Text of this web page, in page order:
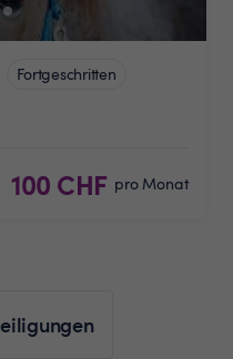
Fortgeschritten
100 CHF pro Monat